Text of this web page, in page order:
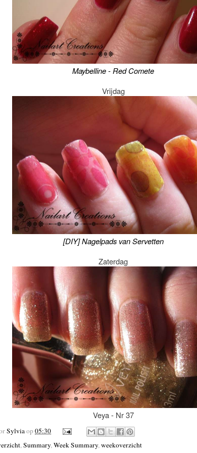
Maybelline - Red Comete
Vrijdag
[DIY] Nagelpads van Servetten
Zaterdag
Veya - Nr 37
Sylviaop05:30
,Summary,Week Summary,weekoverzicht